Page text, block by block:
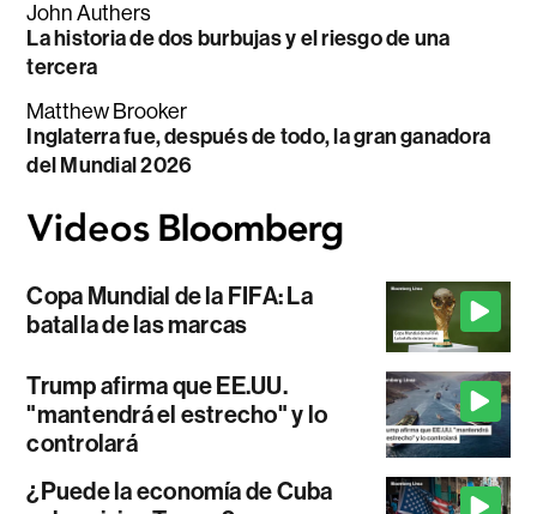
John Authers
La historia de dos burbujas y el riesgo de una
tercera
Matthew Brooker
Inglaterra fue, después de todo, la gran ganadora
del Mundial 2026
Copa Mundial de la FIFA: La
batalla de las marcas
Trump afirma que EE.UU.
"mantendrá el estrecho" y lo
controlará
¿Puede la economía de Cuba